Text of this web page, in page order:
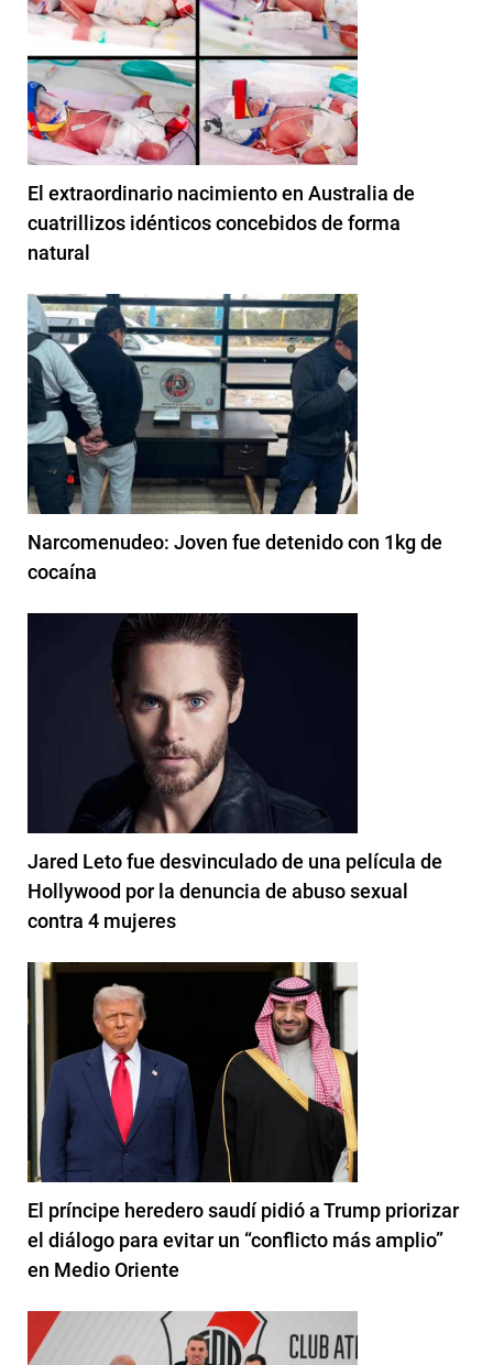
El extraordinario nacimiento en Australia de
cuatrillizos idénticos concebidos de forma
natural
Narcomenudeo: Joven fue detenido con 1kg de
cocaína
Jared Leto fue desvinculado de una película de
Hollywood por la denuncia de abuso sexual
contra 4 mujeres
El príncipe heredero saudí pidió a Trump priorizar
el diálogo para evitar un “conflicto más amplio”
en Medio Oriente